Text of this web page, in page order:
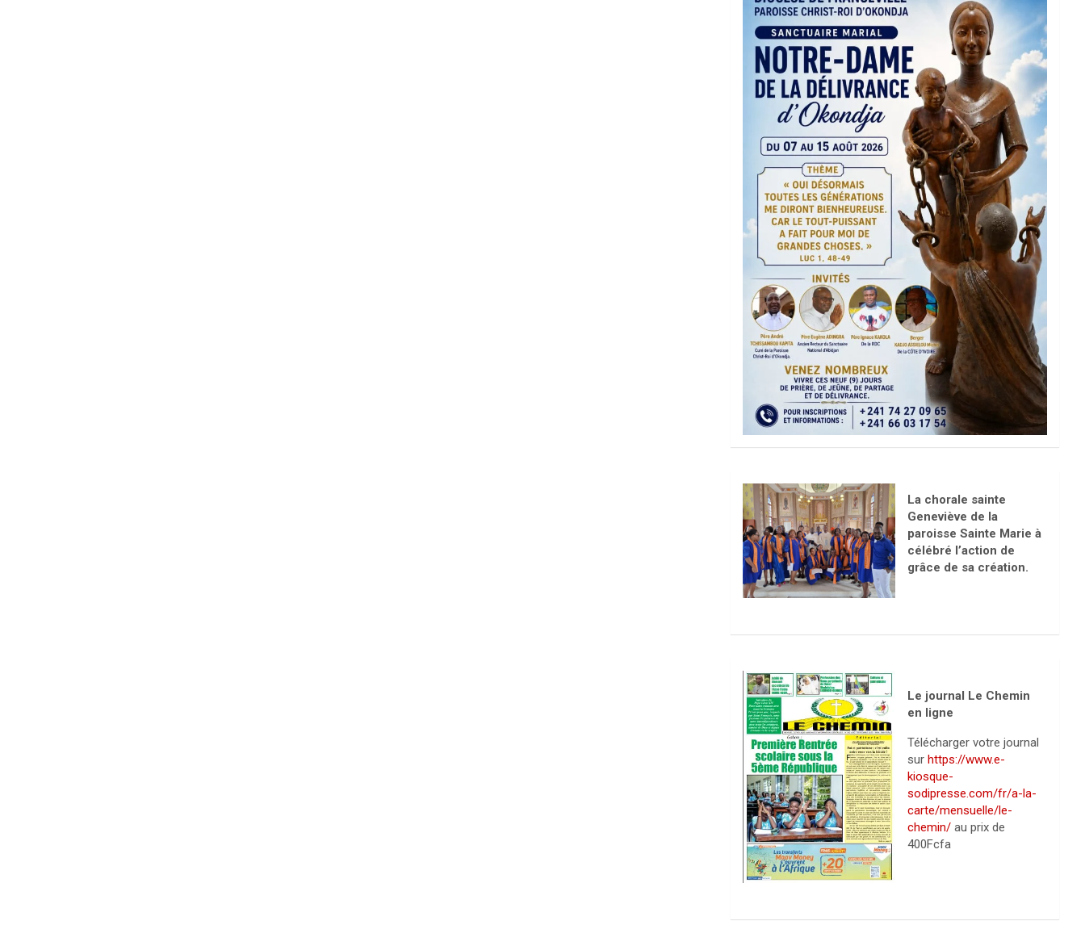
La chorale sainte
Geneviève de la
paroisse Sainte Marie à
célébré l’action de
grâce de sa création.
Le journal Le Chemin
en ligne
Télécharger votre journal
sur https://www.e-
kiosque-
sodipresse.com/fr/a-la-
carte/mensuelle/le-
chemin/au prix de
400Fcfa